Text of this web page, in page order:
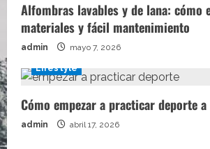
Alfombras lavables y de lana: cómo
materiales y fácil mantenimiento
admin mayo 7, 2026
Lifestyle
Cómo empezar a practicar deporte
admin abril 17, 2026